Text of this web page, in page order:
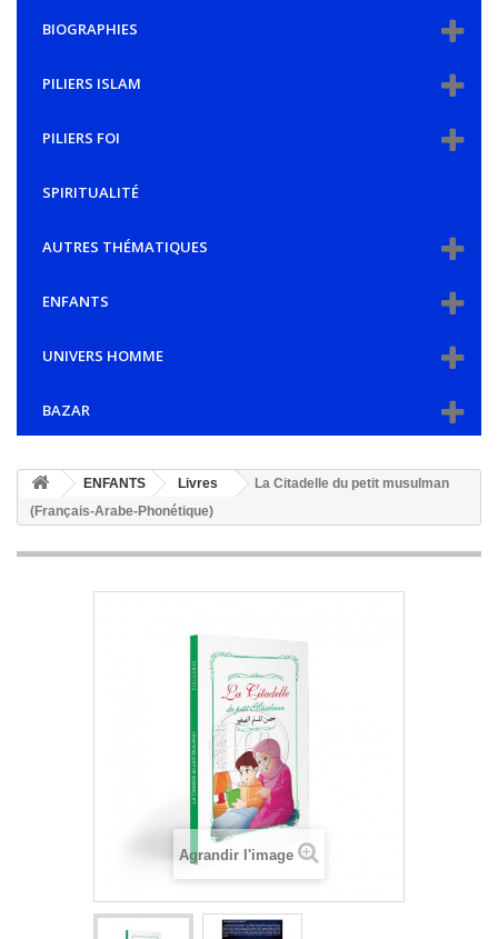
BIOGRAPHIES
PILIERS ISLAM
PILIERS FOI
SPIRITUALITÉ
AUTRES THÉMATIQUES
ENFANTS
UNIVERS HOMME
BAZAR
ENFANTS Livres
La Citadelle du petit musulman
(Français-Arabe-Phonétique)
Agrandir l'image